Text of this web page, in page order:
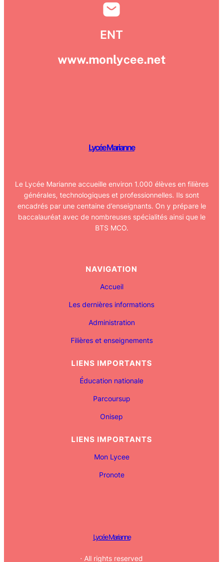
ENT
www.monlycee.net
Lycée Marianne
Le Lycée Marianne accueille environ 1.000 élèves en filières
générales, technologiques et professionnelles. Ils sont
encadrés par une centaine d’enseignants. On y prépare le
baccalauréat avec de nombreuses spécialités ainsi que le
BTS MCO.
NAVIGATION
Accueil
Les dernières informations
Administration
Filières et enseignements
LIENS IMPORTANTS
Éducation nationale
Parcoursup
Onisep
LIENS IMPORTANTS
Mon Lycee
Pronote
Lycée Marianne
· All rights reserved